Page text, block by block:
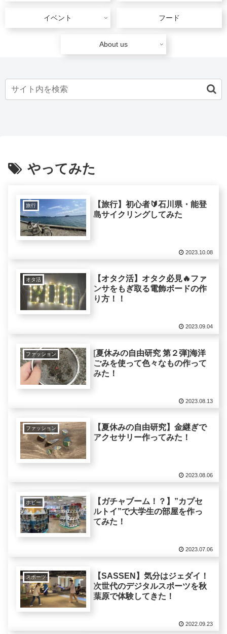
イベント フード
About us
やってみた
旅行
【旅行】初心者🔰石川県・能登
島サイクリングしてみた
2023.10.08
オタ活
【オタク活】オタク必見🔥ファ
ンサをもぎ取る電飾ボードの作
り方！！
2023.09.04
ファッション
[夏休みの自由研究 第２弾]海洋
ごみを使って色々なもの作って
みた！
2023.08.13
ファッション
【夏休みの自由研究】金継ぎで
アクセサリー作ってみた！
2023.08.06
ホビー
【ガチャブーム！？】”カプセ
ルトイ”で大学生の部屋を作っ
てみた！
2023.07.06
スポーツ
【SASSEN】気分はジェダイ！
次世代のデジタルスポーツを秋
葉原で体験してきた！
2022.09.23